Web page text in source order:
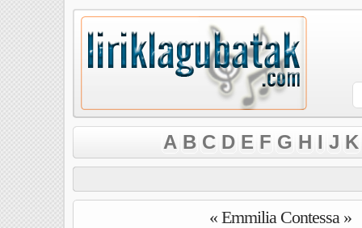
A B C D E F G H I J K
« Emmilia Contessa »